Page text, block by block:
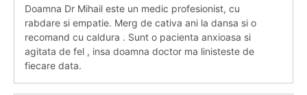
Doamna Dr Mihail este un medic profesionist, cu
rabdare si empatie. Merg de cativa ani la dansa si o
recomand cu caldura . Sunt o pacienta anxioasa si
agitata de fel , insa doamna doctor ma linisteste de
fiecare data.